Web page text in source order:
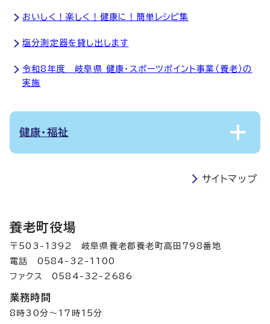
おいしく！楽しく！健康に！簡単レシピ集
塩分測定器を貸し出します
令和8年度 岐阜県 健康・スポーツポイント事業（養老）の
実施
健康・福祉
サイトマップ
養老町役場
〒503-1392 岐阜県養老郡養老町高田798番地
電話 0584-32-1100
ファクス 0584-32-2686
業務時間
8時30分～17時15分